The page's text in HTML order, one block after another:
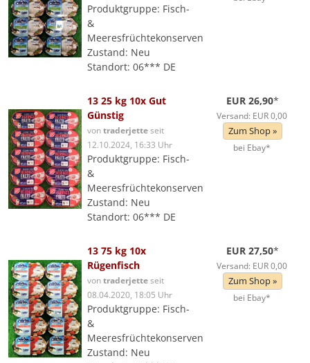
Produktgruppe: Fisch-
&
Meeresfrüchtekonserven
Zustand: Neu
Standort: 06*** DE
13 25 kg 10x Gut
Günstig
vontraderjetteseit
12.10.2024, 16:33 Uhr
Produktgruppe: Fisch-
&
Meeresfrüchtekonserven
Zustand: Neu
Standort: 06*** DE
EUR 26,90*
Versand: EUR 0,00
Zum Shop »
bei Ebay*
13 75 kg 10x
Rügenfisch
vontraderjetteseit
08.04.2020, 18:05 Uhr
Produktgruppe: Fisch-
&
Meeresfrüchtekonserven
Zustand: Neu
EUR 27,50*
Versand: EUR 0,00
Zum Shop »
bei Ebay*